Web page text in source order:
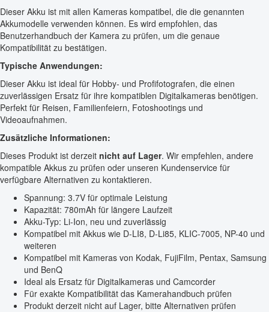
Dieser Akku ist mit allen Kameras kompatibel, die die genannten
Akkumodelle verwenden können. Es wird empfohlen, das
Benutzerhandbuch der Kamera zu prüfen, um die genaue
Kompatibilität zu bestätigen.
Typische Anwendungen:
Dieser Akku ist ideal für Hobby- und Profifotografen, die einen
zuverlässigen Ersatz für ihre kompatiblen Digitalkameras benötigen.
Perfekt für Reisen, Familienfeiern, Fotoshootings und
Videoaufnahmen.
Zusätzliche Informationen:
Dieses Produkt ist derzeit nicht auf Lager. Wir empfehlen, andere
kompatible Akkus zu prüfen oder unseren Kundenservice für
verfügbare Alternativen zu kontaktieren.
Spannung: 3.7V für optimale Leistung
Kapazität: 780mAh für längere Laufzeit
Akku-Typ: Li-Ion, neu und zuverlässig
Kompatibel mit Akkus wie D-LI8, D-Li85, KLIC-7005, NP-40 und
weiteren
Kompatibel mit Kameras von Kodak, FujiFilm, Pentax, Samsung
und BenQ
Ideal als Ersatz für Digitalkameras und Camcorder
Für exakte Kompatibilität das Kamerahandbuch prüfen
Produkt derzeit nicht auf Lager, bitte Alternativen prüfen